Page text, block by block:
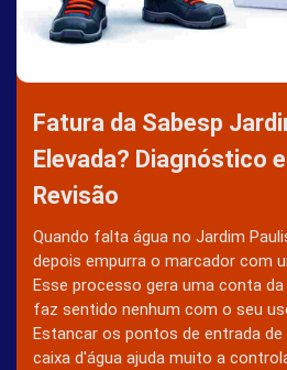
Fatura da Sabesp
Elevada? Diagnóstico
Revisão
Quando falta água no Jardim
depois empurra o marcador com
Esse processo gera uma conta da
faz sentido nenhum com o seu
Estancar os pontos de entrada
caixa d'água ajuda muito a